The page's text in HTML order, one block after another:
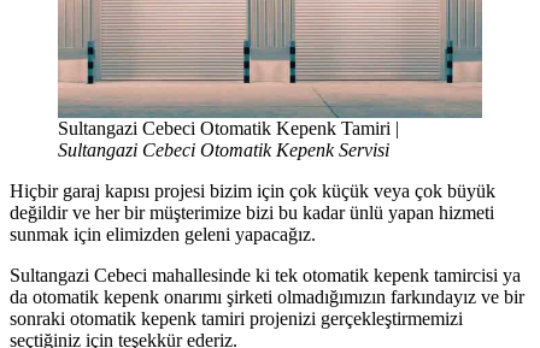
Sultangazi Cebeci Otomatik Kepenk Tamiri |
Sultangazi Cebeci Otomatik Kepenk Servisi
Hiçbir garaj kapısı projesi bizim için çok küçük veya çok büyük
değildir ve her bir müşterimize bizi bu kadar ünlü yapan hizmeti
sunmak için elimizden geleni yapacağız.
Sultangazi Cebeci mahallesinde ki tek otomatik kepenk tamircisi ya
da otomatik kepenk onarımı şirketi olmadığımızın farkındayız ve bir
sonraki otomatik kepenk tamiri projenizi gerçekleştirmemizi
seçtiğiniz için teşekkür ederiz.